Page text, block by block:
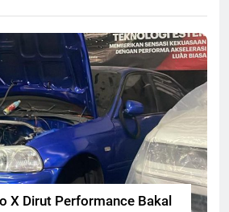
X Dirut Performance Bakal